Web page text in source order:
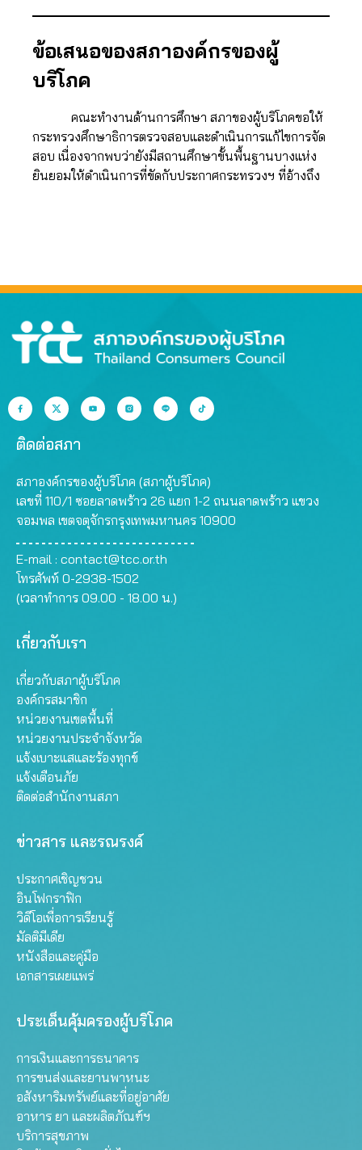
ข้อเสนอของสภาองค์กรของผู้
บริโภค
คณะทำงานด้านการศึกษา สภาของผู้บริโภคขอให้
กระทรวงศึกษาธิการตรวจสอบและดำเนินการแก้ไขการจัด
สอบ เนื่องจากพบว่ายังมีสถานศึกษาขั้นพื้นฐานบางแห่ง
ยินยอมให้ดำเนินการที่ขัดกับประกาศกระทรวงฯ ที่อ้างถึง
ติดต่อสภา
สภาองค์กรของผู้บริโภค (สภาผู้บริโภค)
เลขที่ 110/1 ซอยลาดพร้าว 26 แยก 1-2 ถนนลาดพร้าว แขวง
จอมพล เขตจตุจักรกรุงเทพมหานคร 10900
E-mail : contact@tcc.or.th
โทรศัพท์ 0-2938-1502
(เวลาทำการ 09.00 - 18.00 น.)
เกี่ยวกับเรา
เกี่ยวกับสภาผู้บริโภค
องค์กรสมาชิก
หน่วยงานเขตพื้นที่
หน่วยงานประจำจังหวัด
แจ้งเบาะแสและร้องทุกข์
แจ้งเตือนภัย
ติดต่อสำนักงานสภา
ข่าวสาร และรณรงค์
ประกาศเชิญชวน
อินโฟกราฟิก
วิดีโอเพื่อการเรียนรู้
มัลติมีเดีย
หนังสือและคู่มือ
เอกสารเผยแพร่
ประเด็นคุ้มครองผู้บริโภค
การเงินและการธนาคาร
การขนส่งและยานพาหนะ
อสังหาริมทรัพย์และที่อยู่อาศัย
อาหาร ยา และผลิตภัณฑ์ฯ
บริการสุขภาพ